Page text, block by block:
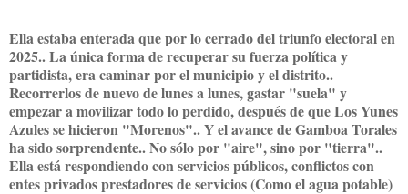
Ella estaba enterada que por lo cerrado del triunfo electoral en
2025.. La única forma de recuperar su fuerza política y
partidista, era caminar por el municipio y el distrito..
Recorrerlos de nuevo de lunes a lunes, gastar "suela" y
empezar a movilizar todo lo perdido, después de que Los Yunes
Azules se hicieron "Morenos".. Y el avance de Gamboa Torales
ha sido sorprendente.. No sólo por "aire", sino por "tierra"..
Ella está respondiendo con servicios públicos, conflictos con
entes privados prestadores de servicios (Como el agua potable)